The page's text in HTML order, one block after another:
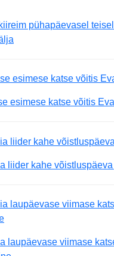
pühapäevasel
esimese katse võitis
liider kahe
laupäevase viimase